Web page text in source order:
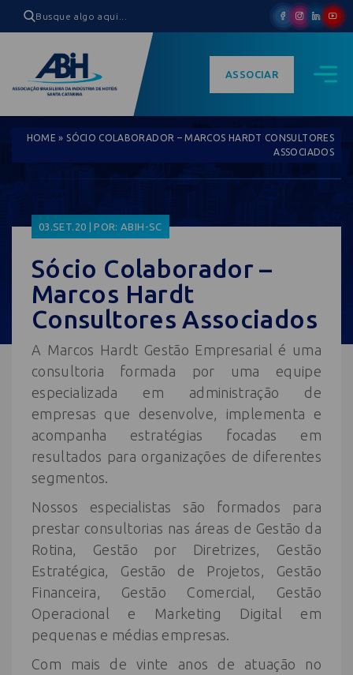
ASSOCIAR
HOME » SÓCIO COLABORADOR – MARCOS HARDT CONSULTORES
ASSOCIADOS
03.SET.20 | POR: ABIH-SC
Sócio Colaborador –
Marcos Hardt
Consultores Associados
A Marcos Hardt Gestão Empresarial é uma
consultoria formada por uma equipe
especializada em administração de
empresas que desenvolve, implementa e
acompanha estratégias focadas em
resultados para organizações de diferentes
segmentos.
Nossos especialistas são formados para
prestar consultorias nas áreas de Gestão da
Rotina, Gestão por Diretrizes, Gestão
Estratégica, Gestão de Projetos, Gestão
Financeira, Gestão Comercial, Gestão
Operacional e Marketing Digital em
pequenas e médias empresas.
Com mais de vinte anos de atuação no